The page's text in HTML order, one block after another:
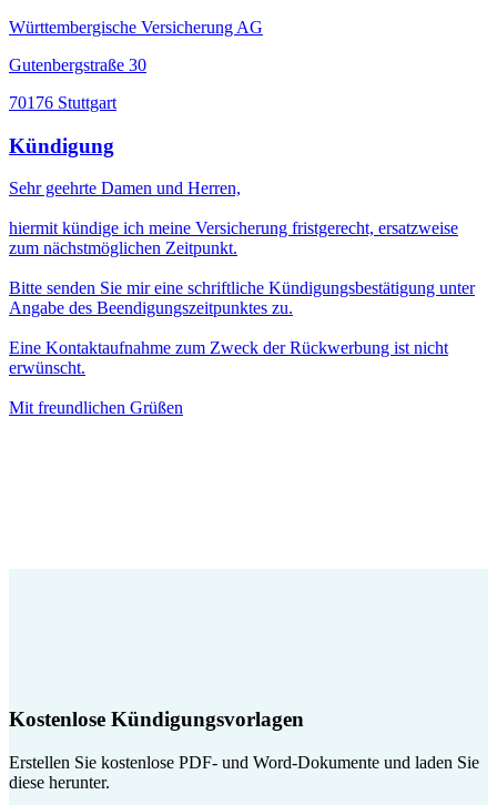
Württembergische Versicherung AG
Gutenbergstraße 30
70176 Stuttgart
Kündigung
Sehr geehrte Damen und Herren,
hiermit kündige ich meine Versicherung fristgerecht, ersatzweise
zum nächstmöglichen Zeitpunkt.
Bitte senden Sie mir eine schriftliche Kündigungsbestätigung unter
Angabe des Beendigungszeitpunktes zu.
Eine Kontaktaufnahme zum Zweck der Rückwerbung ist nicht
erwünscht.
Mit freundlichen Grüßen
Kostenlose Kündigungsvorlagen
Erstellen Sie kostenlose PDF- und Word-Dokumente und laden Sie
diese herunter.